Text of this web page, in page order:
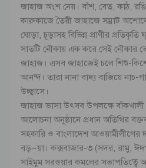
জাহাজ অংশ নেয়। বাঁশ, বেত, কাঠ,
কারুকাজে তৈরী জাহাজে সম্রাট
ঘোড়া, চূড়াসহ বিভিন্ন প্রাণীর
সাতটি নৌকায় এক করে সেই নৌকার
জাহাজ। এসব জাহাজেই চলে শিশু-
আনন্দ। তারা নানা বাদ্য বাজিয়ে
উচ্ছ্বাসে।
জাহাজ ভাসা উৎসব উপলক্ষে
আলোচনা অনুষ্ঠানে প্রধান অতিথির
সহকারি ও বাংলাদেশ আওয়ামীলীগের
বড়–য়া। কক্সবাজার-৩ (সদর, রামু,
সাইমুম সরওয়ার কমলের সভাপতিত্বে